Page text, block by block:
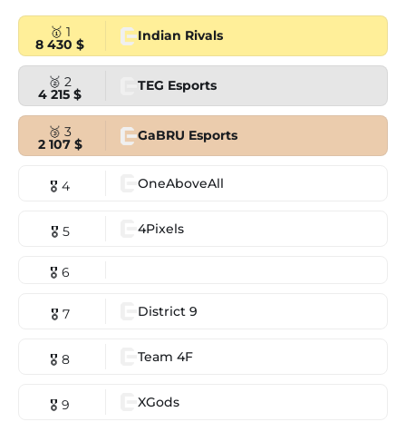
🥇 1
8 430 $
Indian Rivals
🥈 2
4 215 $
TEG Esports
🥉 3
2 107 $
GaBRU Esports
🎖 4 OneAboveAll
🎖 5 4Pixels
🎖 6
🎖 7 District 9
🎖 8 Team 4F
🎖 9 XGods